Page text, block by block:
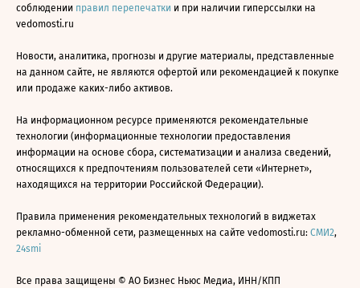
соблюдении правил перепечатки и при наличии гиперссылки на
vedomosti.ru
Новости, аналитика, прогнозы и другие материалы, представленные
на данном сайте, не являются офертой или рекомендацией к покупке
или продаже каких-либо активов.
На информационном ресурсе применяются рекомендательные
технологии (информационные технологии предоставления
информации на основе сбора, систематизации и анализа сведений,
относящихся к предпочтениям пользователей сети «Интернет»,
находящихся на территории Российской Федерации).
Правила применения рекомендательных технологий в виджетах
рекламно-обменной сети, размещенных на сайте vedomosti.ru: СМИ2,
24smi
Все права защищены © АО Бизнес Ньюс Медиа, ИНН/КПП